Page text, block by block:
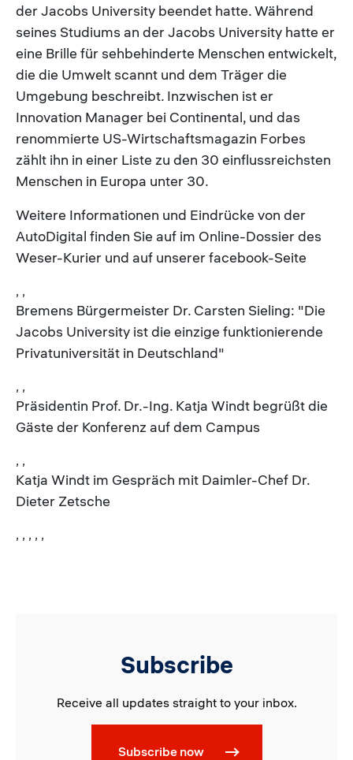
der Jacobs University beendet hatte. Während
seines Studiums an der Jacobs University hatte er
eine Brille für sehbehinderte Menschen entwickelt,
die die Umwelt scannt und dem Träger die
Umgebung beschreibt. Inzwischen ist er
Innovation Manager bei Continental, und das
renommierte US-Wirtschaftsmagazin Forbes
zählt ihn in einer Liste zu den 30 einflussreichsten
Menschen in Europa unter 30.
Weitere Informationen und Eindrücke von der
AutoDigital finden Sie auf im Online-Dossier des
Weser-Kurier und auf unserer facebook-Seite
, ,
Bremens Bürgermeister Dr. Carsten Sieling: "Die
Jacobs University ist die einzige funktionierende
Privatuniversität in Deutschland"
, ,
Präsidentin Prof. Dr.-Ing. Katja Windt begrüßt die
Gäste der Konferenz auf dem Campus
, ,
Katja Windt im Gespräch mit Daimler-Chef Dr.
Dieter Zetsche
, , , , ,
Subscribe
Receive all updates straight to your inbox.
Subscribe now